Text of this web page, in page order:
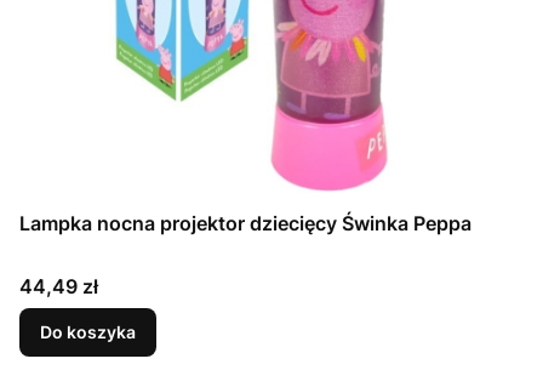
Lampka nocna projektor dziecięcy Świnka Peppa
Cena
44,49 zł
Do koszyka